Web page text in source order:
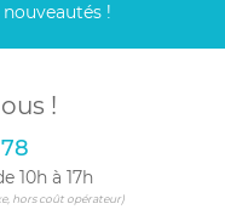
!
!
10h à 17h
hors coût opérateur)